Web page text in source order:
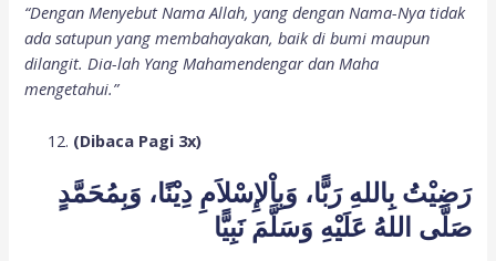
“Dengan Menyebut Nama Allah, yang dengan Nama-Nya tidak
ada satupun yang membahayakan, baik di bumi maupun
dilangit. Dia-lah Yang Mahamendengar dan Maha
mengetahui.”
(Dibaca Pagi 3x)
رَضِيْتُ بِاللهِ رَبًّا، وَبِاْلإِسْلاَمِ دِيْنًا، وَبِمُحَمَّدٍ
صَلَّى اللهُ عَلَيْهِ وَسَلَّمَ نَبِيًّا